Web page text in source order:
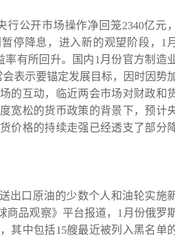
公开市场操作净回笼2340亿元，
停降息，进入新的观望阶段，1月
有所回升。国内1月份官方制造
表示要锚定发展目标，因时因势
的互动，临近两会市场对财政和
宽松的货币政策的背景下，预计
价格的持续走强已经透支了部分
出口原油的少数个人和油轮实施
商品观察》平台报道，1月份俄罗
其中包括15艘最近被列入黑名单